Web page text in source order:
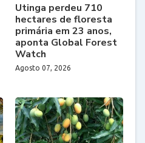
Utinga perdeu 710
hectares de floresta
primária em 23 anos,
aponta Global Forest
Watch
Agosto 07, 2026